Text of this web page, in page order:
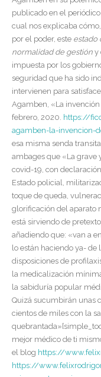
publicado en el periódico
cual nos explicaba
por el poder, este estado
normalidad de gestión y
impuesta por los
seguridad que ha sido
intervienen para
Agamben, «La
febrero, 2020. https://
agamben-la-invencion-
esa misma senda
ambages que «La grave
covid-19, con
Estado policial,
toque de queda,
glorificación del aparato
está sirviendo de
añadiendo que: «van a
lo están haciendo ya- de
disposiciones de
la medicalización
la sabiduría popular
Quizá sucumbirán unas
cientos de miles con la
mejor médico de ti
el blog https://
https://